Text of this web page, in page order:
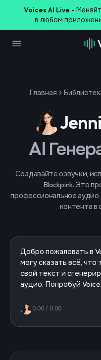
Voices AI Live -
в любом
Главная
AI
Создавайте озвучки,
Blackpink. Это
профессиональное
контента в
0:00 / 0:00